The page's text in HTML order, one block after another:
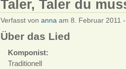
Taler, Taler du
Verfasst von annaam 8. Februar 2011
Über das Lied
Komponist:
Traditionell